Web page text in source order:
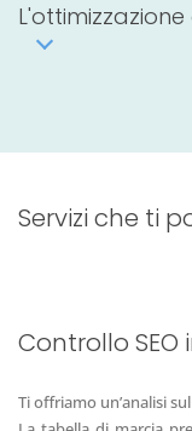
Servizi che ti
Controllo
Ti offriamo un’analisi